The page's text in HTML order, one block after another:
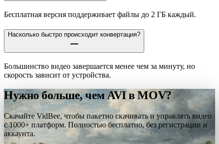
Бесплатная версия поддерживает файлы до 2 ГБ каждый.
Насколько быстро происходит конвертация?
Большинство видео завершается менее чем за минуту, но
скорость зависит от устройства.
Нужно больше, чем AVI в MOV?
Скачайте VidBee, чтобы пакетно скачивать и управлять видео
с 1000+ платформ. Полностью бесплатно, без регистрации и
аккаунта.